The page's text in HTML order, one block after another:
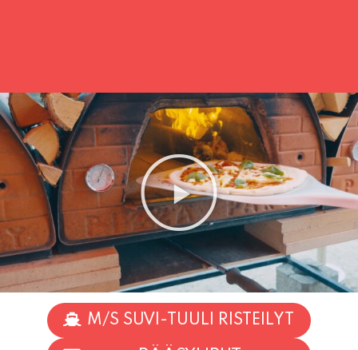
M/S SUVI-TUULI RISTEILYT
PÄÄSYLIPUT
KEIKKABUSSI